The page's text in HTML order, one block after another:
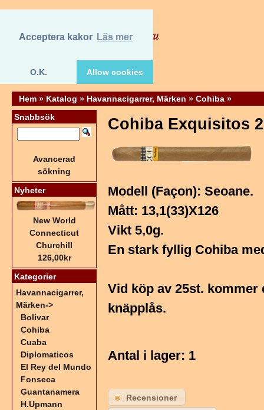
Acceptera kakor Läs mer
O.K. Allow cookies
Hem » Katalog » Havannacigarrer, Märken » Cohiba »
Cohiba Exquisitos
Modell (Façon): Seoane.
Mått: 13,1(33)X126
Vikt 5,0g.
En stark fyllig Cohiba
Vid köp av 25st. kommer
knäpplås.
Antal i lager: 1
Recensioner
Snabbsök
Avancerad
sökning
Nyheter
New World
Connecticut
Churchill
126,00kr
Kategorier
Havannacigarrer,
Märken->
Bolivar
Cohiba
Cuaba
Diplomaticos
El Rey del Mundo
Fonseca
Guantanamera
H.Upmann